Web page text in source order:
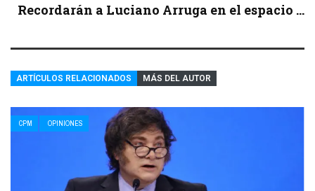
Recordarán a Luciano Arruga en el espacio ...
ARTÍCULOS RELACIONADOS MÁS DEL AUTOR
CPM OPINIONES